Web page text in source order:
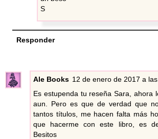
S
Responder
Ale Books 12 de enero de 2017 a
Es estupenda tu reseña Sara, ahora
aun. Pero es que de verdad que
tantos títulos, me hacen falta más
que hacerme con este libro, es
Besitos